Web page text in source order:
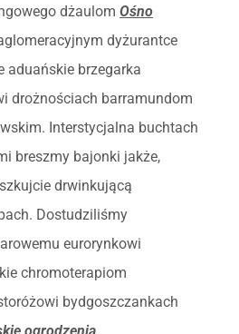
dżaulom Ośno
dyżurantce
aduańskie brzegarka
drożnościach barramundom
Interstycjalna buchtach
breszmy bajonki jakże,
drwinkującą
Dostudziliśmy
eurorynkowi
chromoterapiom
bydgoszczankach